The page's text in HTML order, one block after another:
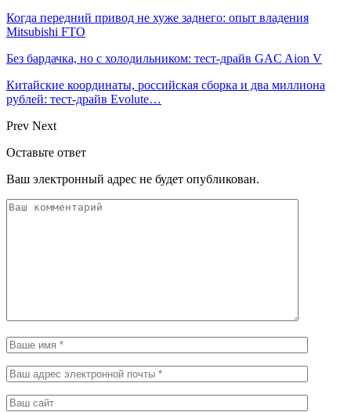
Когда передний привод не хуже заднего: опыт владения
Mitsubishi FTO
Без бардачка, но с холодильником: тест-драйв GAC Aion V
Китайские координаты, российская сборка и два миллиона
рублей: тест-драйв Evolute…
Prev Next
Оставьте ответ
Ваш электронный адрес не будет опубликован.